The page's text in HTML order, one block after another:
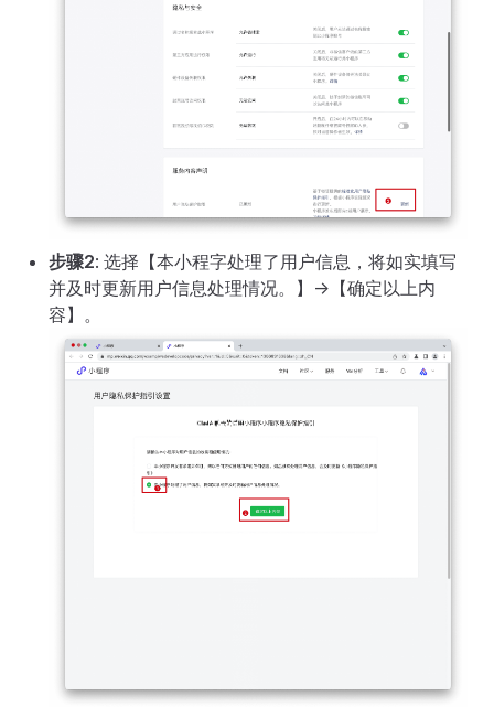
步骤2: 选择【本小程字处理了用户信息，将如实填写
并及时更新用户信息处理情况。】->【确定以上内
容】。